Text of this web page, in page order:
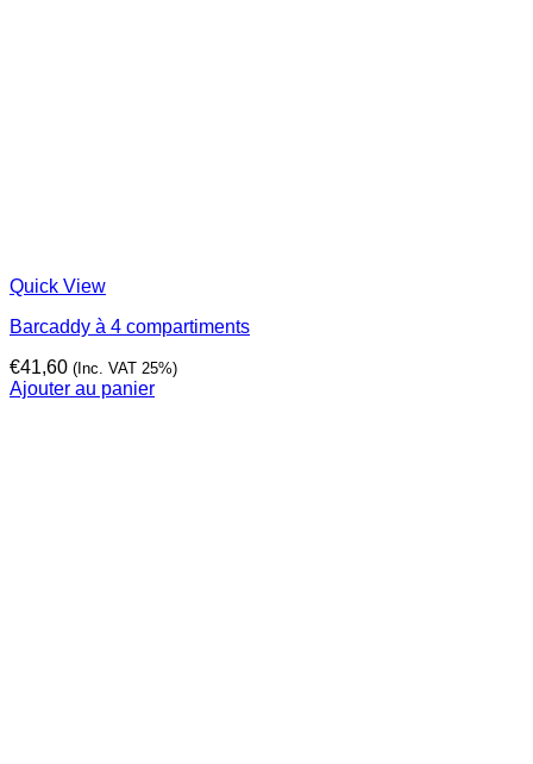
Quick View
Barcaddy à 4 compartiments
€41,60 (Inc. VAT 25%)
Ajouter au panier